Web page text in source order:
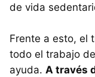
de vida
Frente a esto, el
todo el trabajo
ayuda. A través